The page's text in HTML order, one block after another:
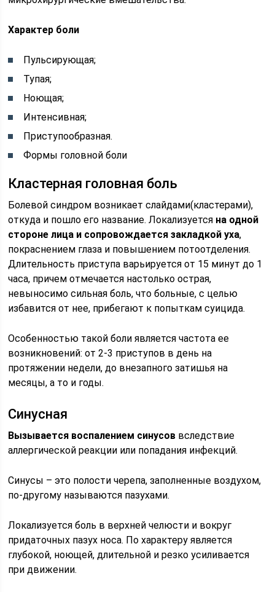
Характер боли
Пульсирующая;
Тупая;
Ноющая;
Интенсивная;
Приступообразная.
Формы головной боли
Кластерная головная боль
Болевой синдром возникает слайдами(кластерами),
откуда и пошло его название. Локализуется на одной
стороне лица и сопровождается закладкой уха,
покраснением глаза и повышением потоотделения.
Длительность приступа варьируется от 15 минут до 1
часа, причем отмечается настолько острая,
невыносимо сильная боль, что больные, с целью
избавится от нее, прибегают к попыткам суицида.
Особенностью такой боли является частота ее
возникновений: от 2-3 приступов в день на
протяжении недели, до внезапного затишья на
месяцы, а то и годы.
Синусная
Вызывается воспалением синусов вследствие
аллергической реакции или попадания инфекций.
Синусы – это полости черепа, заполненные воздухом,
по-другому называются пазухами.
Локализуется боль в верхней челюсти и вокруг
придаточных пазух носа. По характеру является
глубокой, ноющей, длительной и резко усиливается
при движении.